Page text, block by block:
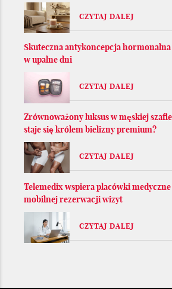
CZYTAJ DALEJ
Skuteczna antykoncepcja
w upalne dni
CZYTAJ DALEJ
Zrównoważony luksus w męskiej
staje się królem bielizny premium?
CZYTAJ DALEJ
Telemedix wspiera placówki
mobilnej rezerwacji wizyt
CZYTAJ DALEJ